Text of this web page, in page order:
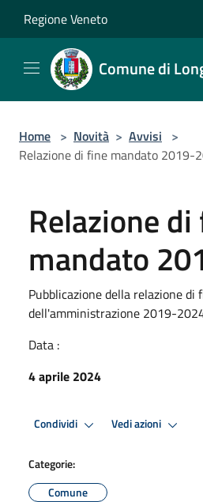
Regione Veneto
Comune di
Home > Novità > Avvisi >
Relazione di fine mandato 2019-
Relazione
mandato
Pubblicazione della relazione di
dell'amministrazione 2019-
Data :
4 aprile 2024
Condividi Vedi azioni
Categorie:
Comune